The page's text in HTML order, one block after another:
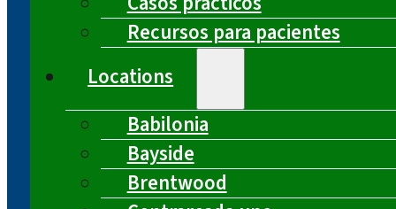
Recursos para pacientes
Locations
Babilonia
Bayside
Brentwood